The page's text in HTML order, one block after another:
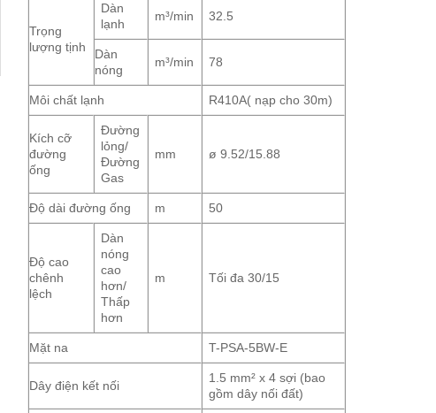
Trọng
lượng tịnh
Dàn
lạnh
m³/min 32.5
Dàn
nóng
m³/min 78
Môi chất lạnh R410A( nạp cho 30m)
Kích cỡ
đường
ống
Đường
lỏng/
Đường
Gas
mm ø 9.52/15.88
Độ dài đường ống m 50
Độ cao
chênh
lệch
Dàn
nóng
cao
hơn/
Thấp
hơn
m Tối đa 30/15
Mặt na T-PSA-5BW-E
Dây điện kết nối
1.5 mm² x 4 sợi (bao
gồm dây nối đất)